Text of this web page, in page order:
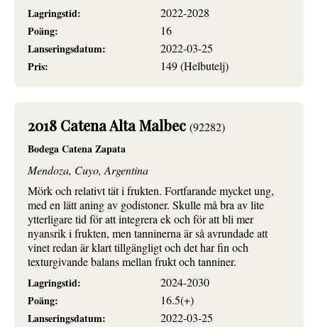
Lagringstid:
2022-2028
Poäng:
16
Lanseringsdatum:
2022-03-25
Pris:
149 (Helbutelj)
2018 Catena Alta Malbec (92282)
Bodega Catena Zapata
Mendoza, Cuyo, Argentina
Mörk och relativt tät i frukten. Fortfarande mycket ung,
med en lätt aning av godistoner. Skulle må bra av lite
ytterligare tid för att integrera ek och för att bli mer
nyansrik i frukten, men tanninerna är så avrundade att
vinet redan är klart tillgängligt och det har fin och
texturgivande balans mellan frukt och tanniner.
Lagringstid:
2024-2030
Poäng:
16.5(+)
Lanseringsdatum:
2022-03-25